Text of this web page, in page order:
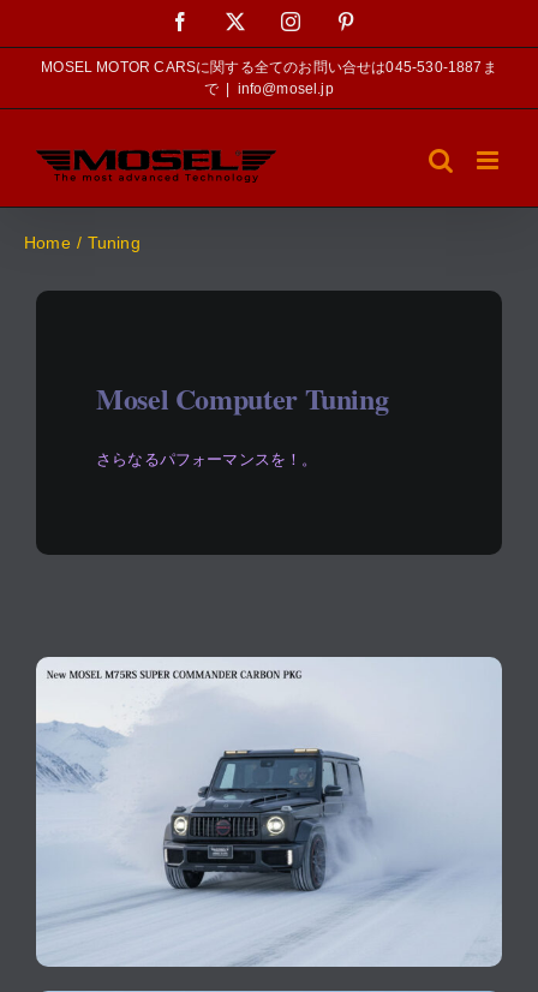
content
Facebook Instagram
MOSEL MOTOR CARSに関する全てのお問い合せは045-530-1887ま
で
info@mosel.jp
Home Tuning
Mosel Computer Tuning
さらなるパフォーマンスを！。